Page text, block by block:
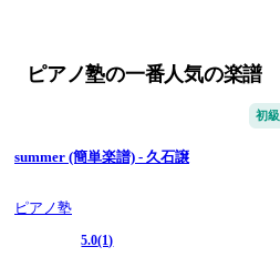
ピアノ塾の一番人気の楽譜
初級
summer (簡単楽譜) - 久石譲
ピアノ塾
5.0(1)